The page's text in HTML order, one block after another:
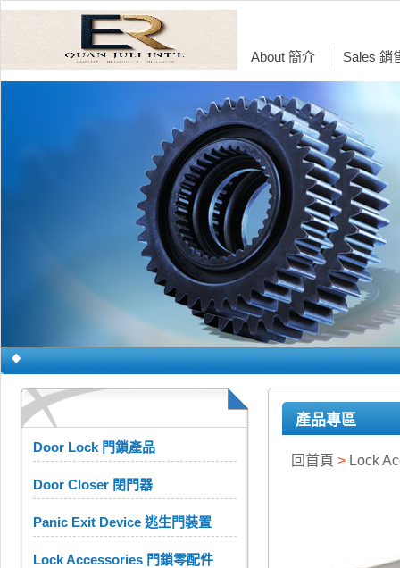
About 簡介 Sales 銷
Door Lock 門鎖產品
Door Closer 閉門器
Panic Exit Device 逃生門裝置
Lock Accessories 門鎖零配件
產品專區
回首頁 > Lock